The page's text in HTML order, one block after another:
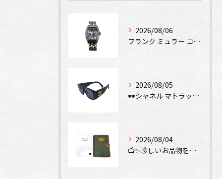
2026/08/06
フランク ミュラー コンキスタドール SS 8002SCをお...
2026/08/05
🕶️シャネル マトラッセ サングラスをお買取りさせていただき...
2026/08/04
📺✨珍しいお品物をお買取りしました✨📺